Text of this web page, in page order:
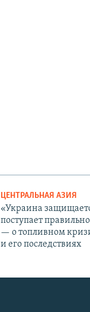
ЦЕНТРАЛЬНАЯ АЗИЯ
«Украина
поступает
— о топливном
и его последствиях